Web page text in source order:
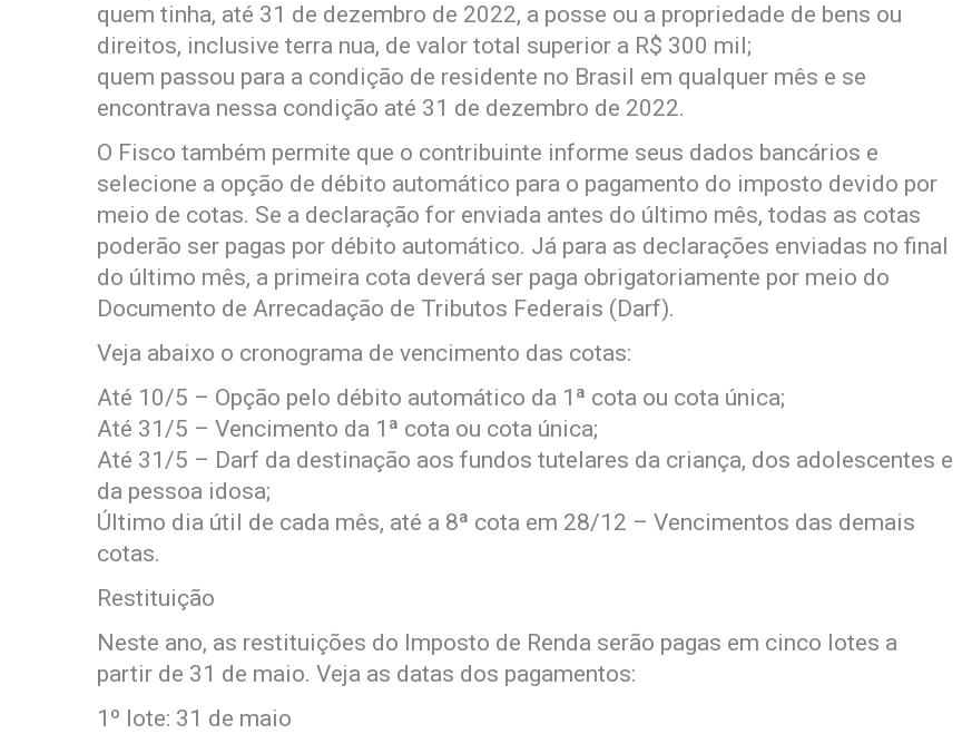
quem tinha, até 31 de dezembro de 2022, a posse ou a propriedade de bens ou
direitos, inclusive terra nua, de valor total superior a R$ 300 mil;
quem passou para a condição de residente no Brasil em qualquer mês e se
encontrava nessa condição até 31 de dezembro de 2022.
O Fisco também permite que o contribuinte informe seus dados bancários e
selecione a opção de débito automático para o pagamento do imposto devido por
meio de cotas. Se a declaração for enviada antes do último mês, todas as cotas
poderão ser pagas por débito automático. Já para as declarações enviadas no final
do último mês, a primeira cota deverá ser paga obrigatoriamente por meio do
Documento de Arrecadação de Tributos Federais (Darf).
Veja abaixo o cronograma de vencimento das cotas:
Até 10/5 – Opção pelo débito automático da 1ª cota ou cota única;
Até 31/5 – Vencimento da 1ª cota ou cota única;
Até 31/5 – Darf da destinação aos fundos tutelares da criança, dos adolescentes e
da pessoa idosa;
Último dia útil de cada mês, até a 8ª cota em 28/12 – Vencimentos das demais
cotas.
Restituição
Neste ano, as restituições do Imposto de Renda serão pagas em cinco lotes a
partir de 31 de maio. Veja as datas dos pagamentos:
1º lote: 31 de maio